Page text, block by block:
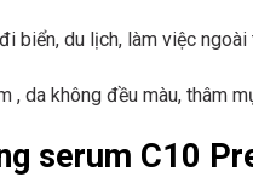
biển, du lịch, làm việc ngoài
, da không đều màu, thâm
serum C10